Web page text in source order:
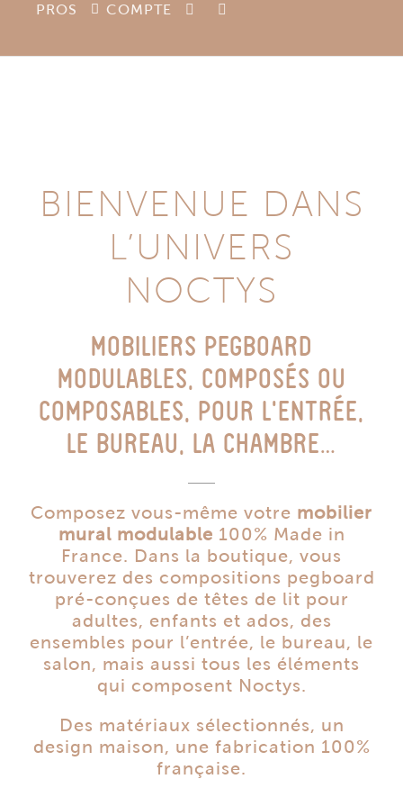
PROS COMPTE
BIENVENUE DANS
L’UNIVERS
NOCTYS
MOBILIERS PEGBOARD
MODULABLES, COMPOSÉS OU
COMPOSABLES, POUR L’ENTRÉE,
LE BUREAU, LA CHAMBRE…
Composez vous-même votre mobilier
mural modulable 100% Made in
France. Dans la boutique, vous
trouverez des compositions pegboard
pré-conçues de têtes de lit pour
adultes, enfants et ados, des
ensembles pour l’entrée, le bureau, le
salon, mais aussi tous les éléments
qui composent Noctys.
Des matériaux sélectionnés, un
design maison, une fabrication 100%
française.